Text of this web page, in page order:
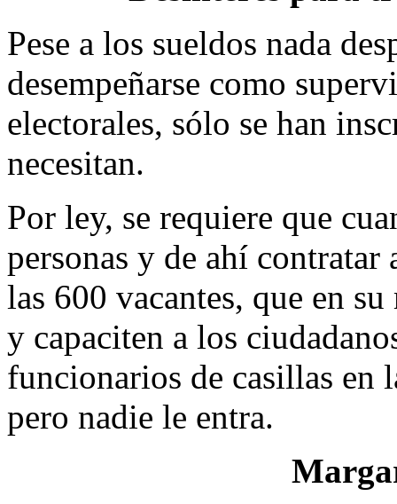
Pese a los sueldos nada
desempeñarse como
electorales, sólo se han
necesitan.
Por ley, se requiere que
personas y de ahí contratar
las 600 vacantes, que en
y capaciten a los
funcionarios de casillas en
pero nadie le entra.